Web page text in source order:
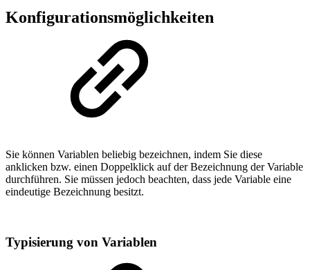
Konfigurationsmöglichkeiten
Sie können Variablen beliebig bezeichnen, indem Sie diese
anklicken bzw. einen Doppelklick auf der Bezeichnung der Variable
durchführen. Sie müssen jedoch beachten, dass jede Variable eine
eindeutige Bezeichnung besitzt.
Typisierung von Variablen